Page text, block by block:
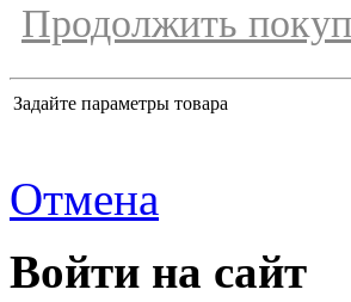
Продолжить
Задайте параметры товара
Отмена
Войти на сайт